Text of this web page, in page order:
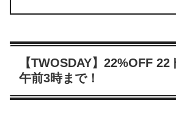
【TWOSDAY】22%OFF
午前3時まで！